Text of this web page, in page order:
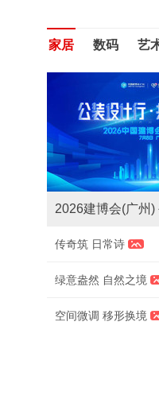
家居 数码 艺
2026建博会(广州
传奇筑 日常诗
绿意盎然 自然之境
空间微调 移形换境